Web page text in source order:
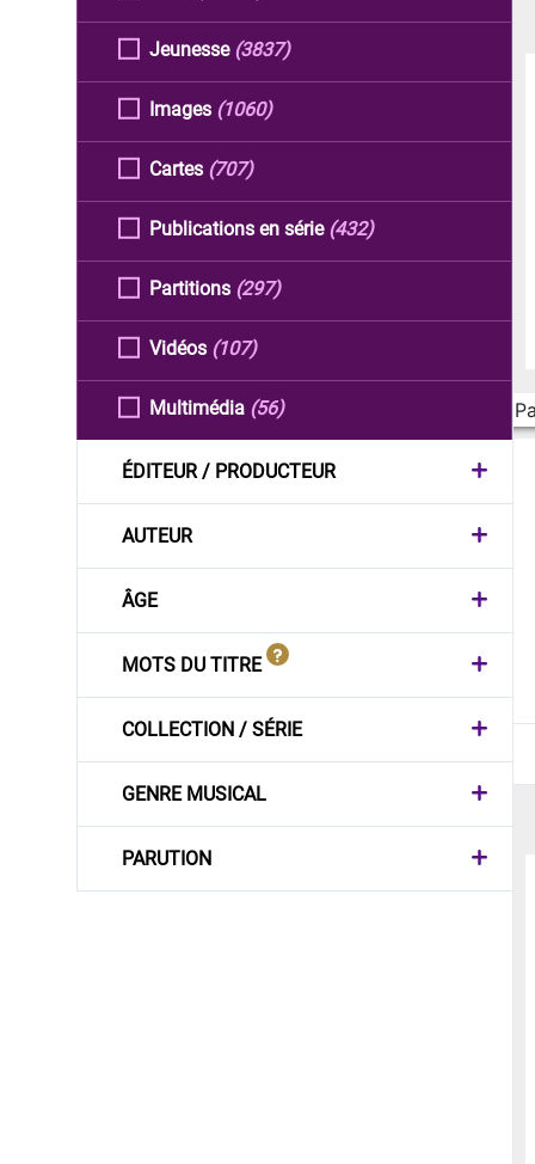
Jeunesse (3837)
Images (1060)
Cartes (707)
Publications en série (432)
Partitions (297)
Vidéos (107)
Multimédia (56)
ÉDITEUR / PRODUCTEUR
AUTEUR
ÂGE
MOTS DU TITRE
COLLECTION / SÉRIE
GENRE MUSICAL
PARUTION